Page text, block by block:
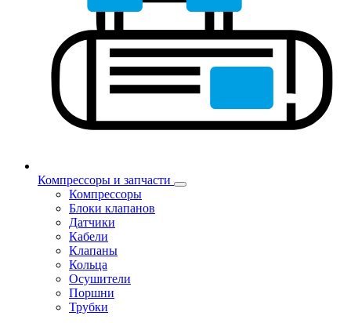
Компрессоры и запчасти
Компрессоры
Блоки клапанов
Датчики
Кабели
Клапаны
Кольца
Осушители
Поршни
Трубки